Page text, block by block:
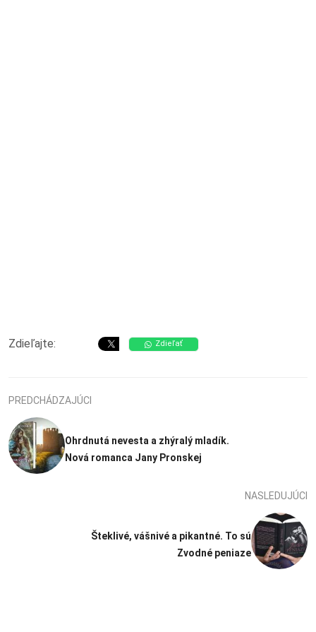
Zdieľajte: Zdieľať
PREDCHÁDZAJÚCI
Ohrdnutá nevesta a zhýralý mladík.
Nová romanca Jany Pronskej
NASLEDUJÚCI
Šteklivé, vášnivé a pikantné. To sú
Zvodné peniaze